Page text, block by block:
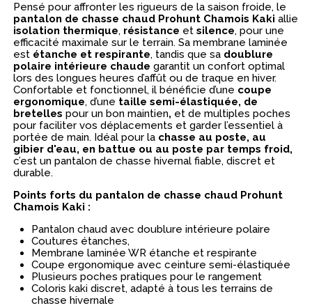
Pensé pour affronter les rigueurs de la saison froide, le
pantalon de chasse chaud Prohunt Chamois Kaki allie
isolation thermique, résistance etsilence, pour une
efficacité maximale sur le terrain. Sa membrane laminée
est étanche et respirante, tandis que sa doublure
polaire intérieure chaude garantit un confort optimal
lors des longues heures d’affût ou de traque en hiver.
Confortable et fonctionnel, il bénéficie d’une coupe
ergonomique, d’une taille semi-élastiquée, de
bretellespour un bon maintien, et de multiples poches
pour faciliter vos déplacements et garder l’essentiel à
portée de main. Idéal pour la chasse au poste, au
gibier d'eau, en battue ou au poste par temps froid,
c’est un pantalon de chasse hivernal fiable, discret et
durable.
Points forts du pantalon de chasse chaud Prohunt
Chamois Kaki :
Pantalon chaud avec doublure intérieure polaire
Coutures étanches,
Membrane laminée WR étanche et respirante
Coupe ergonomique avec ceinture semi-élastiquée
Plusieurs poches pratiques pour le rangement
Coloris kaki discret, adapté à tous les terrains de
chasse hivernale